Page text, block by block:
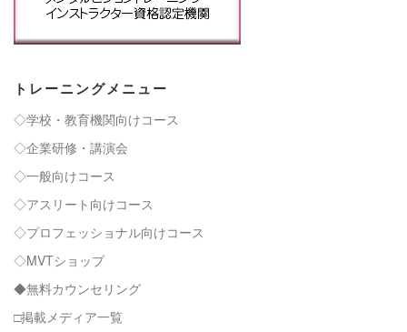
トレーニングメニュー
◇学校・教育機関向けコース
◇企業研修・講演会
◇一般向けコース
◇アスリート向けコース
◇プロフェッショナル向けコース
◇MVTショップ
◆無料カウンセリング
□掲載メディア一覧